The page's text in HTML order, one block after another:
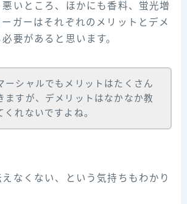
いところ、ほかにも香料、蛍光増
ガーはそれぞれのメリットとデメ
要があると思います。
ーシャルでもメリットはたくさん
ますが、デメリットはなかなか教
くれないですよね。
なくない、という気持ちもわかり